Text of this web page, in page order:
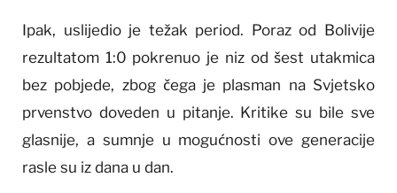
Ipak, uslijedio je težak period. Poraz od Bolivije
rezultatom 1:0 pokrenuo je niz od šest utakmica
bez pobjede, zbog čega je plasman na Svjetsko
prvenstvo doveden u pitanje. Kritike su bile sve
glasnije, a sumnje u mogućnosti ove generacije
rasle su iz dana u dan.